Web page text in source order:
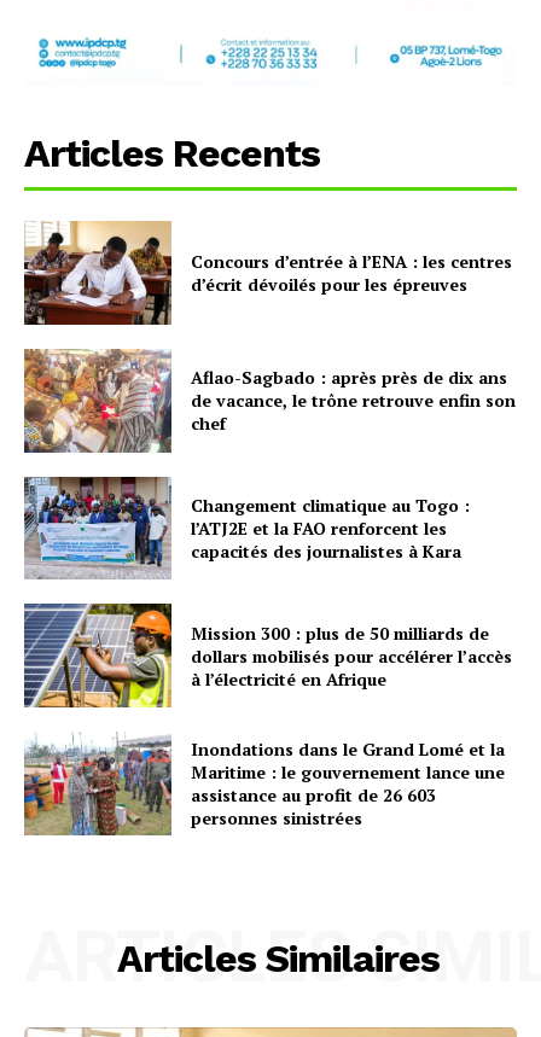
Articles Recents
Concours d’entrée à l’ENA : les centres
d’écrit dévoilés pour les épreuves
Aflao-Sagbado : après près de dix ans
de vacance, le trône retrouve enfin son
chef
Changement climatique au Togo :
l’ATJ2E et la FAO renforcent les
capacités des journalistes à Kara
Mission 300 : plus de 50 milliards de
dollars mobilisés pour accélérer l’accès
à l’électricité en Afrique
Inondations dans le Grand Lomé et la
Maritime : le gouvernement lance une
assistance au profit de 26 603
personnes sinistrées
Articles Similaires
ARTICLES